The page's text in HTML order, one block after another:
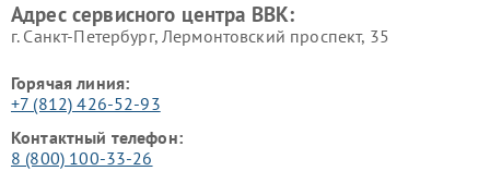
Адрес сервисного центра BBK:
г. Санкт-Петербург, Лермонтовский проспект, 35
Горячая линия:
+7 (812) 426-52-93
Контактный телефон:
8 (800) 100-33-26